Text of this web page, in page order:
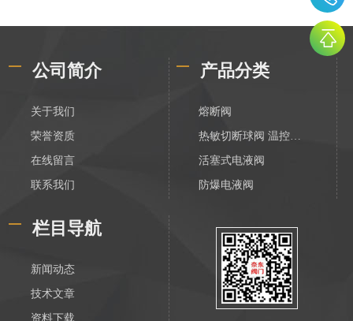
公司简介
关于我们
荣誉资质
在线留言
联系我们
产品分类
熔断阀
热敏切断球阀 温控切断阀
活塞式电液阀
防爆电液阀
装车数字控制阀
不锈钢活塞式电液阀
V788活塞式电液阀
膜片式电液阀
栏目导航
新闻动态
技术文章
资料下载